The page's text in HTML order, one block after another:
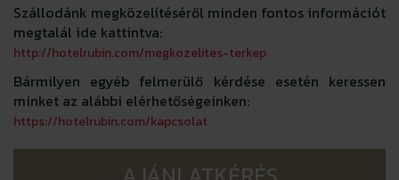
Szállodánk megközelítéséről minden fontos információt
megtalál ide kattintva:
http://hotelrubin.com/megkozelites-terkep
Bármilyen egyéb felmerülő kérdése esetén keressen
minket az alábbi elérhetőségeinken:
https://hotelrubin.com/kapcsolat